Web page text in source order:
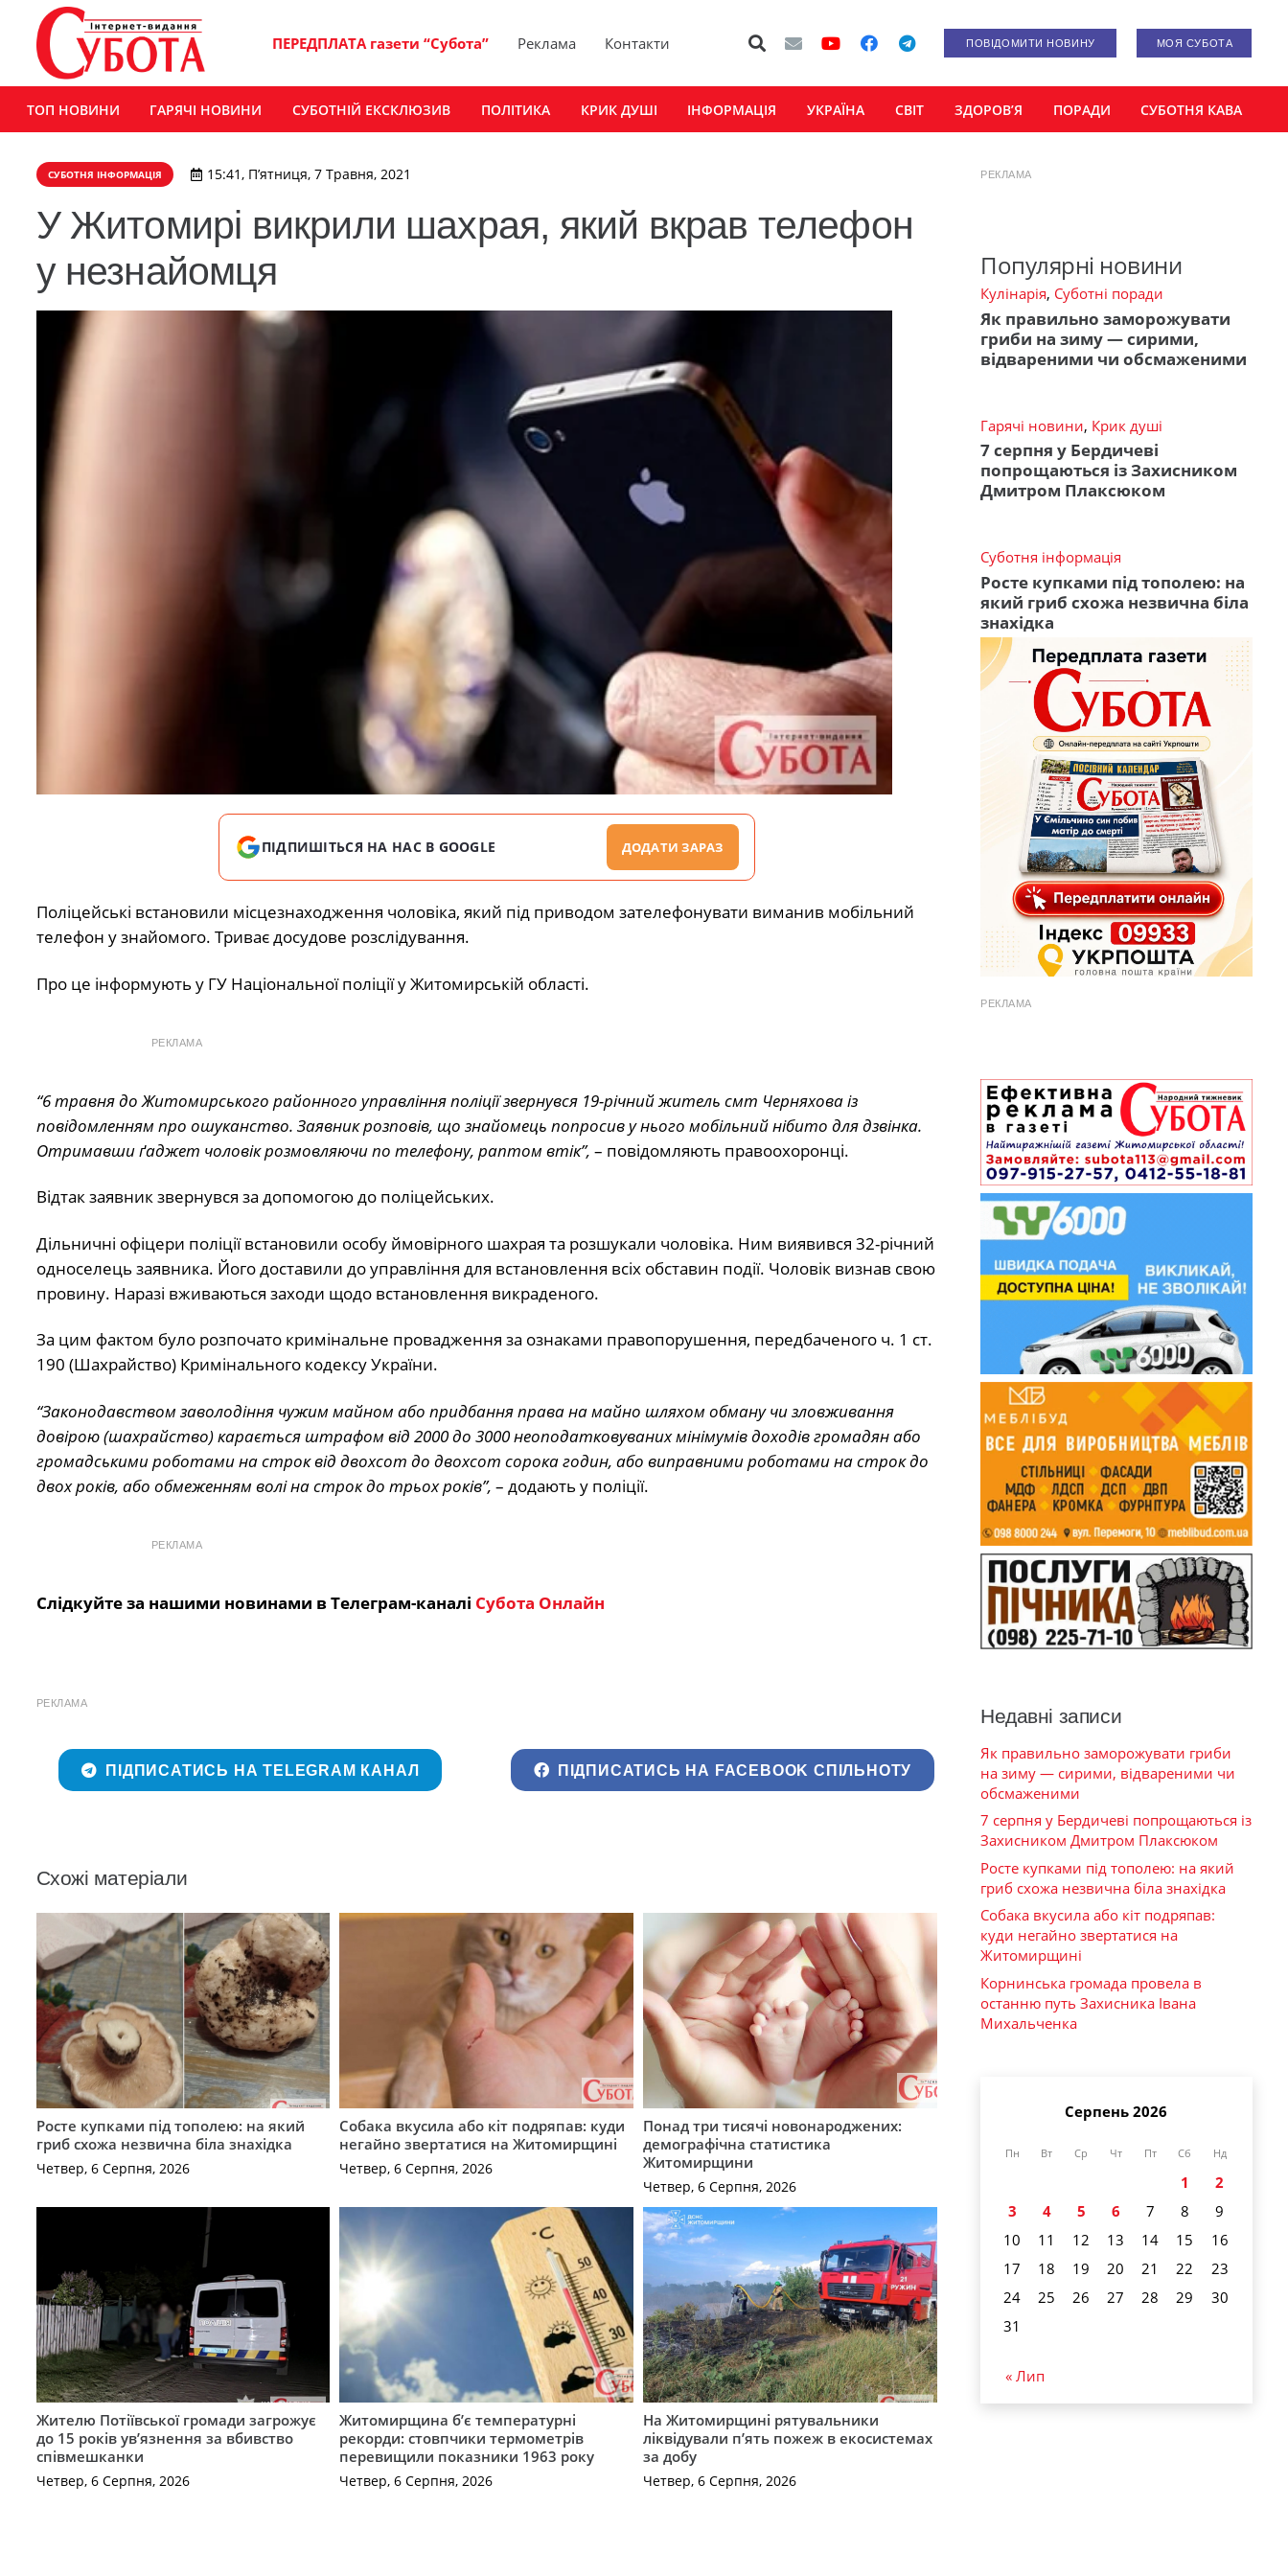
ПЕРЕДПЛАТА газети “Субота” Реклама Контакти ПОВІДОМИТИ НОВИНУ МОЯ СУБОТА
ТОП НОВИНИ ГАРЯЧІ НОВИНИ СУБОТНІЙ ЕКСКЛЮЗИВ ПОЛІТИКА КРИК ДУШІ ІНФОРМАЦІЯ УКРАЇНА СВІТ ЗДОРОВ’Я ПОРАДИ СУБОТНЯ КАВА
СУБОТНЯ ІНФОРМАЦІЯ 15:41, П’ятниця, 7 Травня, 2021
У Житомирі викрили шахрая, який вкрав телефон
у незнайомця
ПІДПИШІТЬСЯ НА НАС В GOOGLE ДОДАТИ ЗАРАЗ
Поліцейські встановили місцезнаходження чоловіка, який під приводом зателефонувати виманив мобільний
телефон у знайомого. Триває досудове розслідування.
Про це інформують у ГУ Національної поліції у Житомирській області.
РЕКЛАМА
“6 травня до Житомирського районного управління поліції звернувся 19-річний житель смт Черняхова із
повідомленням про ошуканство. Заявник розповів, що знайомець попросив у нього мобільний нібито для дзвінка.
Отримавши ґаджет чоловік розмовляючи по телефону, раптом втік”, – повідомляють правоохоронці.
Відтак заявник звернувся за допомогою до поліцейських.
Дільничні офіцери поліції встановили особу ймовірного шахрая та розшукали чоловіка. Ним виявився 32-річний
односелець заявника. Його доставили до управління для встановлення всіх обставин події. Чоловік визнав свою
провину. Наразі вживаються заходи щодо встановлення викраденого.
За цим фактом було розпочато кримінальне провадження за ознаками правопорушення, передбаченого ч. 1 ст.
190 (Шахрайство) Кримінального кодексу України.
“Законодавством заволодіння чужим майном або придбання права на майно шляхом обману чи зловживання
довірою (шахрайство) карається штрафом від 2000 до 3000 неоподатковуваних мінімумів доходів громадян або
громадськими роботами на строк від двохсот до двохсот сорока годин, або виправними роботами на строк до
двох років, або обмеженням волі на строк до трьох років”, – додають у поліції.
РЕКЛАМА
Слідкуйте за нашими новинами в Телеграм-каналі Субота Онлайн
РЕКЛАМА
ПІДПИСАТИСЬ НА TELEGRAM КАНАЛ ПІДПИСАТИСЬ НА FACEBOOK СПІЛЬНОТУ
Схожі матеріали
Росте купками під тополею: на який
гриб схожа незвична біла знахідка
Четвер, 6 Серпня, 2026
Собака вкусила або кіт подряпав: куди
негайно звертатися на Житомирщині
Четвер, 6 Серпня, 2026
Понад три тисячі новонароджених:
демографічна статистика
Житомирщини
Четвер, 6 Серпня, 2026
Жителю Потіївської громади загрожує
до 15 років ув’язнення за вбивство
співмешканки
Четвер, 6 Серпня, 2026
Житомирщина б’є температурні
рекорди: стовпчики термометрів
перевищили показники 1963 року
Четвер, 6 Серпня, 2026
На Житомирщині рятувальники
ліквідували п’ять пожеж в екосистемах
за добу
Четвер, 6 Серпня, 2026
РЕКЛАМА
Популярні новини
Кулінарія, Суботні поради
Як правильно заморожувати
гриби на зиму — сирими,
відвареними чи обсмаженими
Гарячі новини, Крик душі
7 серпня у Бердичеві
попрощаються із Захисником
Дмитром Плаксюком
Суботня інформація
Росте купками під тополею: на
який гриб схожа незвична біла
знахідка
РЕКЛАМА
Недавні записи
Як правильно заморожувати гриби
на зиму — сирими, відвареними чи
обсмаженими
7 серпня у Бердичеві попрощаються із
Захисником Дмитром Плаксюком
Росте купками під тополею: на який
гриб схожа незвична біла знахідка
Собака вкусила або кіт подряпав:
куди негайно звертатися на
Житомирщині
Корнинська громада провела в
останню путь Захисника Івана
Михальченка
Серпень 2026
Пн Вт Ср Чт Пт Сб Нд
1
2
3
4 5 6 7 8
9
10
11 12 13 14 15
16
17
18 19 20 21 22
23
24
25 26 27 28 29
30
31
« Лип